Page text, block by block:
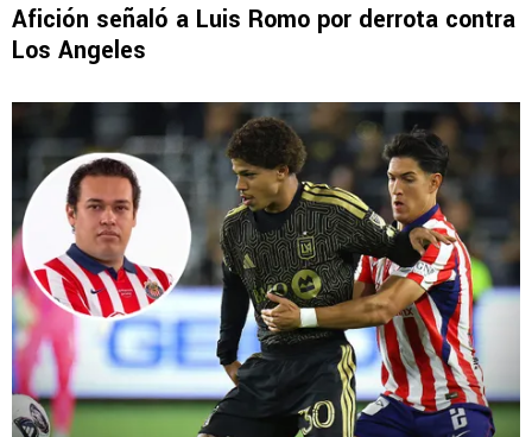
Afición señaló a Luis Romo por derrota contra
Los Angeles